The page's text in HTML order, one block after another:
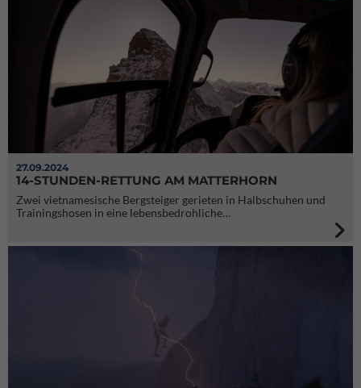
27.09.2024
14-STUNDEN-RETTUNG AM MATTERHORN
Zwei vietnamesische Bergsteiger gerieten in Halbschuhen und
Trainingshosen in eine lebensbedrohliche…